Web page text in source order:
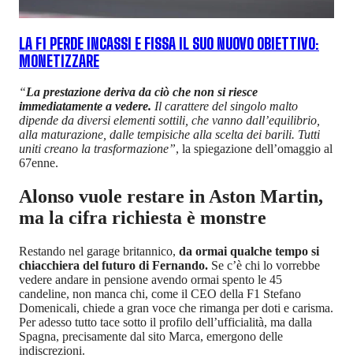
LA F1 PERDE INCASSI E FISSA IL SUO NUOVO OBIETTIVO:
MONETIZZARE
“La prestazione deriva da ciò che non si riesce
immediatamente a vedere. Il carattere del singolo malto
dipende da diversi elementi sottili, che vanno dall’equilibrio,
alla maturazione, dalle tempisiche alla scelta dei barili. Tutti
uniti creano la trasformazione”, la spiegazione dell’omaggio al
67enne.
Alonso vuole restare in Aston Martin,
ma la cifra richiesta è monstre
Restando nel garage britannico, da ormai qualche tempo si
chiacchiera del futuro di Fernando. Se c’è chi lo vorrebbe
vedere andare in pensione avendo ormai spento le 45
candeline, non manca chi, come il CEO della F1 Stefano
Domenicali, chiede a gran voce che rimanga per doti e carisma.
Per adesso tutto tace sotto il profilo dell’ufficialità, ma dalla
Spagna, precisamente dal sito Marca, emergono delle
indiscrezioni.